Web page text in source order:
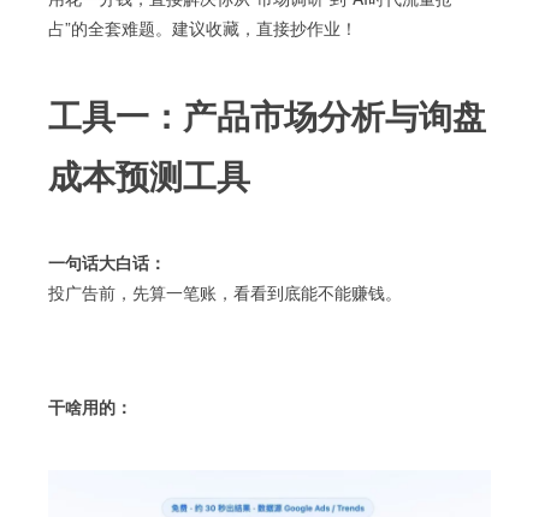
占”的全套难题。建议收藏，直接抄作业！
工具一：产品市场分析与询盘
成本预测工具
一句话大白话：
投广告前，先算一笔账，看看到底能不能赚钱。
干啥用的：